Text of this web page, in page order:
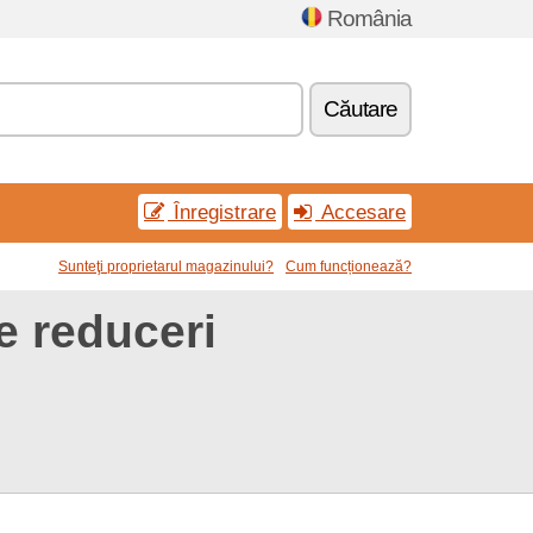
România
Căutare
Înregistrare Accesare
Sunteţi proprietarul magazinului? Cum funcționează?
reduceri